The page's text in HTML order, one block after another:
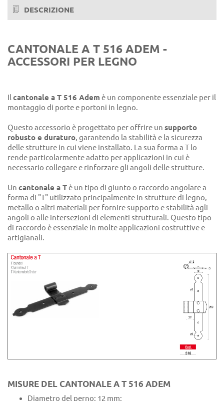
DESCRIZIONE
CANTONALE A T 516 ADEM -
ACCESSORI PER LEGNO
Il cantonale a T 516 Adem è un componente essenziale per il
montaggio di porte e portoni in legno.
Questo accessorio è progettato per offrire un supporto
robusto e duraturo, garantendo la stabilità e la sicurezza
delle strutture in cui viene installato. La sua forma a T lo
rende particolarmente adatto per applicazioni in cui è
necessario collegare e rinforzare gli angoli delle strutture.
Un cantonale a Tè un tipo di giunto o raccordo angolare a
forma di "T" utilizzato principalmente in strutture di legno,
metallo o altri materiali per fornire supporto e stabilità agli
angoli o alle intersezioni di elementi strutturali. Questo tipo
di raccordo è essenziale in molte applicazioni costruttive e
artigianali.
MISURE DEL CANTONALE A T 516 ADEM
Diametro del perno: 12 mm;